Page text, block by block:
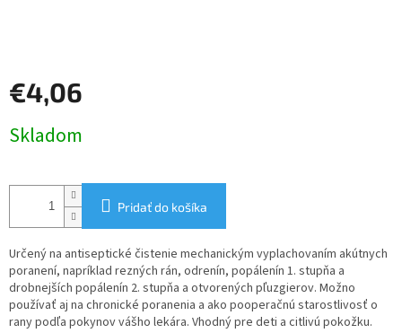
€4,06
cena:
Skladom
Pridať do košíka
Určený na antiseptické čistenie mechanickým vyplachovaním akútnych
poranení, napríklad rezných rán, odrenín, popálenín 1. stupňa a
drobnejších popálenín 2. stupňa a otvorených pľuzgierov. Možno
používať aj na chronické poranenia a ako pooperačnú starostlivosť o
rany podľa pokynov vášho lekára. Vhodný pre deti a citlivú pokožku.